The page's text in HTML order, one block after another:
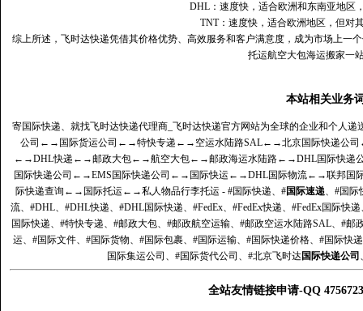
DHL：速度快，适合欧洲和东南亚地区
TNT：速度快，适合欧洲地区，但对
综上所述，飞时达快递凭借其价格优势、高效服务和客户满意度，成为市场上一
托运航空大包海运搬家一
本站相关业务
寄国际快递、就找飞时达快递代理商_飞时达快递官方网站为全球的企业和个人递
公司 ←→ 国际货运公司 ←→特快专递 ←→ 空运水陆路SAL←→北京国际快递公司
←→DHL快递 ←→邮政大包←→航空大包←→邮政海运水陆路←→DHL国际快递
国际快递公司 ←→EMS国际快递公司 ←→ 国际快运←→DHL国际物流←→联邦国
际快递查询 ←→ 国际托运←→私人物品行李托运 - #国际快递、#国际速递、#国际
流、#DHL、#DHL快递、#DHL国际快递、#FedEx、#FedEx快递、#FedEx国际快
国际快递、#特快专递、#邮政大包、#邮政航空运输、#邮政空运水陆路SAL、#
运、#国际文件、#国际货物、#国际包裹、#国际运输、#国际快递价格、#国际快
国际集运公司、#国际货代公司、#北京飞时达国际快递公司
全站友情链接申请-QQ